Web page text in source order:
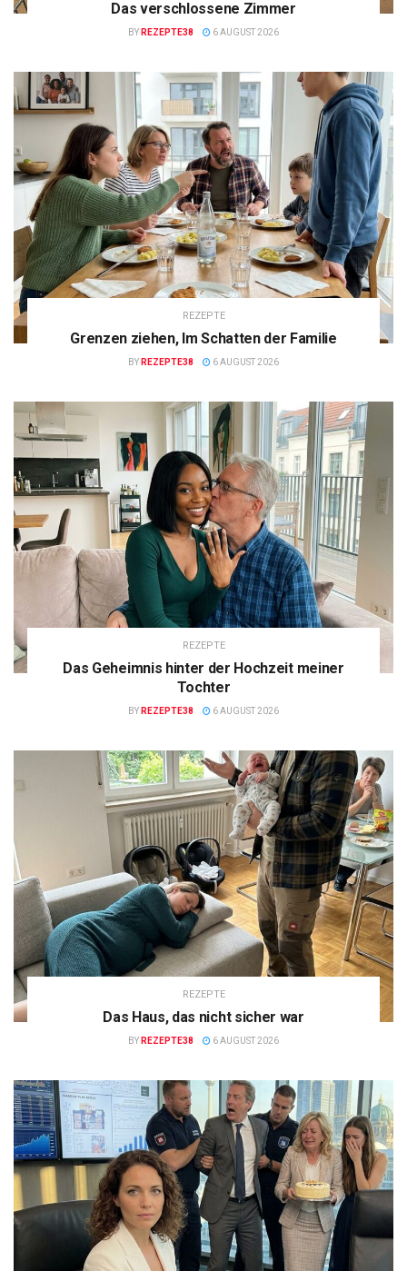
Das verschlossene Zimmer
BY REZEPTE38 6 AUGUST 2026
REZEPTE
Grenzen ziehen, Im Schatten der Familie
BY REZEPTE38 6 AUGUST 2026
REZEPTE
Das Geheimnis hinter der Hochzeit meiner
Tochter
BY REZEPTE38 6 AUGUST 2026
REZEPTE
Das Haus, das nicht sicher war
BY REZEPTE38 6 AUGUST 2026